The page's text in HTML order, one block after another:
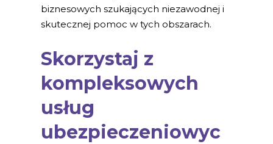
biznesowych szukających niezawodnej i
skutecznej pomoc w tych obszarach.
Skorzystaj z
kompleksowych
usług
ubezpieczeniowyc